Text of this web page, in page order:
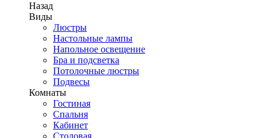
Назад
Виды
Люстры
Настольные лампы
Напольное освещение
Бра и подсветка
Потолочные люстры
Подвесы
Комнаты
Гостиная
Спальня
Кабинет
Столовая